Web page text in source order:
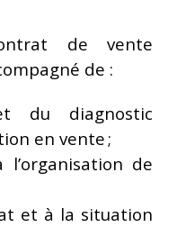
de vente
de :
du diagnostic
en vente ;
de
et à la situation